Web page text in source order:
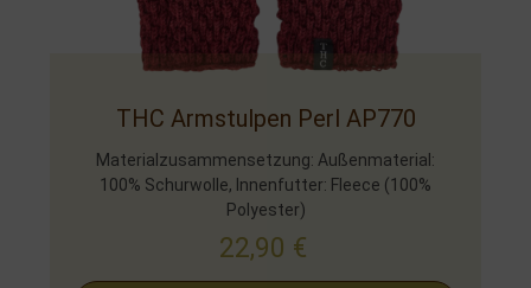
THC Armstulpen Perl AP770
Materialzusammensetzung: Außenmaterial:
100% Schurwolle, Innenfutter: Fleece (100%
Polyester)
22,90 €